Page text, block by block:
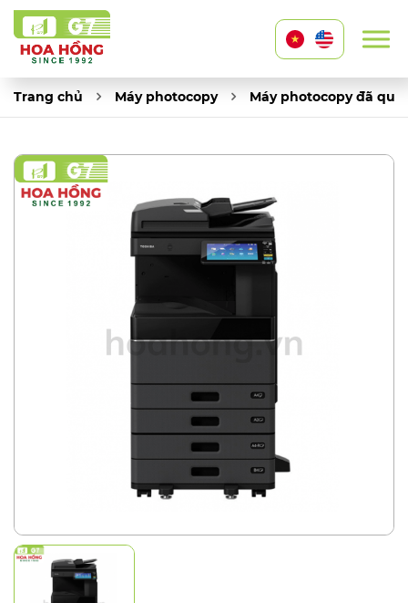
Trang chủ Máy photocopy Máy photocopy đã